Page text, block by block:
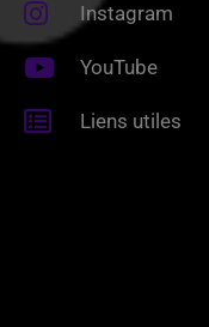
Instagram
YouTube
Liens utiles